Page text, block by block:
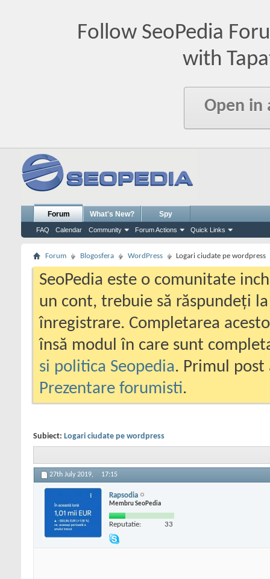
Follow SeoPedia
with
Open in
Forum
FAQ Calendar Community Forum Actions Quick Links
What's New? Spy
Forum Blogosfera WordPress Logari ciudate pe wordpress
SeoPedia este o comunitate
un cont, trebuie să răspundeți
înregistrare. Completarea
însă modul în care sunt
si politica Seopedia. Primul
Prezentare forumisti.
Subiect: Logari ciudate pe wordpress
27th July 2019, 17:15
Rapsodia
Membru SeoPedia
Reputatie: 33